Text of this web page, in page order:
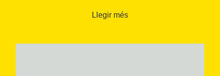
més dels tallers, totes les tardes s'organitzen activitats
Llegir més